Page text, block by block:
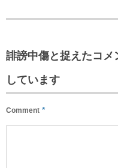
誹謗中傷と捉えたコ
しています
Comment *